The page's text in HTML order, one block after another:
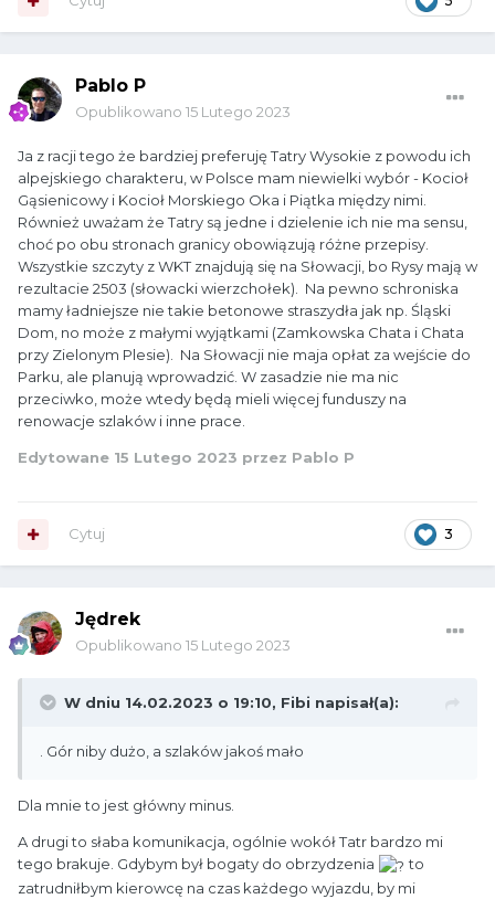
Pablo P
Opublikowano 15 Lutego 2023
Ja z racji tego że bardziej preferuję Tatry Wysokie z powodu ich
alpejskiego charakteru, w Polsce mam niewielki wybór - Kocioł
Gąsienicowy i Kocioł Morskiego Oka i Piątka między nimi.
Również uważam że Tatry są jedne i dzielenie ich nie ma sensu,
choć po obu stronach granicy obowiązują różne przepisy.
Wszystkie szczyty z WKT znajdują się na Słowacji, bo Rysy mają w
rezultacie 2503 (słowacki wierzchołek). Na pewno schroniska
mamy ładniejsze nie takie betonowe straszydła jak np. Śląski
Dom, no może z małymi wyjątkami (Zamkowska Chata i Chata
przy Zielonym Plesie). Na Słowacji nie maja opłat za wejście do
Parku, ale planują wprowadzić. W zasadzie nie ma nic
przeciwko, może wtedy będą mieli więcej funduszy na
renowacje szlaków i inne prace.
Edytowane 15 Lutego 2023 przez Pablo P
3
Cytuj
Jędrek
Opublikowano 15 Lutego 2023
W dniu 14.02.2023 o 19:10, Fibi napisał(a):
. Gór niby dużo, a szlaków jakoś mało
Dla mnie to jest główny minus.
A drugi to słaba komunikacja, ogólnie wokół Tatr bardzo mi
tego brakuje. Gdybym był bogaty do obrzydzenia
to
zatrudniłbym kierowcę na czas każdego wyjazdu, by mi